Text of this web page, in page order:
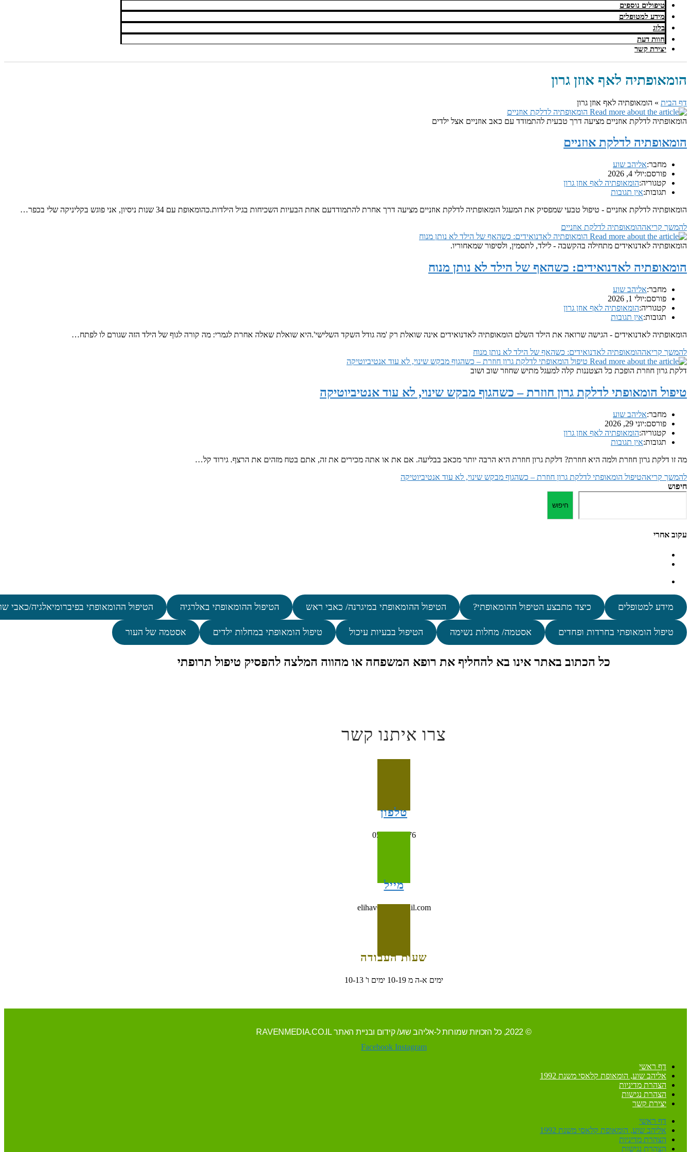
טיפולים נוספים
מידע למטופלים
בלוג
חוות דעת
יצירת קשר
הומאופתיה לאף אוזן גרון
דף הבית » הומאופתיה לאף אוזן גרון
הומאופתיה לדלקת אוזניים מציעה דרך טבעית להתמודד עם כאב אוזניים אצל ילדים
הומאופתיה לדלקת אוזניים
מחבר:אליהב שוע
פורסם:יולי 4, 2026
קטגוריה:הומאופתיה לאף אוזן גרון
תגובות:אין תגובות
הומאופתיה לדלקת אוזניים - טיפול טבעי שמפסיק את המעגל הומאופתיה לדלקת אוזניים מציעה דרך אחרת להתמודדעם אחת הבעיות השכיחות בגיל הילדות.כהומאופת עם 34 שנות ניסיון, אני פוגש בקליניקה שלי בכפר…
להמשך קריאההומאופתיה לדלקת אוזניים
הומאופתיה לאדנואידים מתחילה בהקשבה - לילד, לתסמין, ולסיפור שמאחוריו.
הומאופתיה לאדנואידים: כשהאף של הילד לא נותן מנוח
מחבר:אליהב שוע
פורסם:יולי 1, 2026
קטגוריה:הומאופתיה לאף אוזן גרון
תגובות:אין תגובות
הומאופתיה לאדנואידים - הגישה שרואה את הילד השלם הומאופתיה לאדנואידים אינה שואלת רק 'מה גודל השקד השלישי'.היא שואלת שאלה אחרת לגמרי: מה קורה לגוף של הילד הזה שגורם לו לפתח…
להמשך קריאההומאופתיה לאדנואידים: כשהאף של הילד לא נותן מנוח
דלקת גרון חוזרת הופכת כל הצטננות קלה למעגל מתיש שחוזר שוב ושוב
טיפול הומאופתי לדלקת גרון חוזרת – כשהגוף מבקש שינוי, לא עוד אנטיביוטיקה
מחבר:אליהב שוע
פורסם:יוני 29, 2026
קטגוריה:הומאופתיה לאף אוזן גרון
תגובות:אין תגובות
מה זו דלקת גרון חוזרת ולמה היא חוזרת? דלקת גרון חוזרת היא הרבה יותר מכאב בבליעה. אם את או אתה מכירים את זה, אתם בטח מזהים את הרצף. גירוד קל…
להמשך קריאהטיפול הומאופתי לדלקת גרון חוזרת – כשהגוף מבקש שינוי, לא עוד אנטיביוטיקה
חיפוש
חיפוש
עקוב אחרי
מידע למטופלים כיצד מתבצע הטיפול ההומאופתי? הטיפול ההומאופתי במיגרנה/ כאבי ראש הטיפול ההומאופתי באלרגיה הטיפול ההומאופתי בפיברומיאלגיה/כאבי
טיפול הומאופתי בחרדות ופחדים אסטמה/ מחלות נשימה הטיפול בבעיות עיכול טיפול הומאופתי במחלות ילדים אסטמה של העור
כל הכתוב באתר אינו בא להחליף את רופא המשפחה או מהווה המלצה להפסיק טיפול תרופתי
צרו איתנו קשר
טלפון
054-4993676
מייל
elihav698@gmail.com
שעות העבודה
ימים א-ה מ 10-19 ימים ו' 10-13
© 2022, כל הזכויות שמורות ל-אליהב שוע/ קידום ובניית האתר RAVENMEDIA.CO.IL
Facebook Instagram
דף ראשי
אליהב שוע, הומאופת קלאסי משנת 1992
הצהרת מדיניות
הצהרת נגישות
יצירת קשר
דף ראשי
אליהב שוע, הומאופת קלאסי משנת 1992
הצהרת מדיניות
הצהרת נגישות